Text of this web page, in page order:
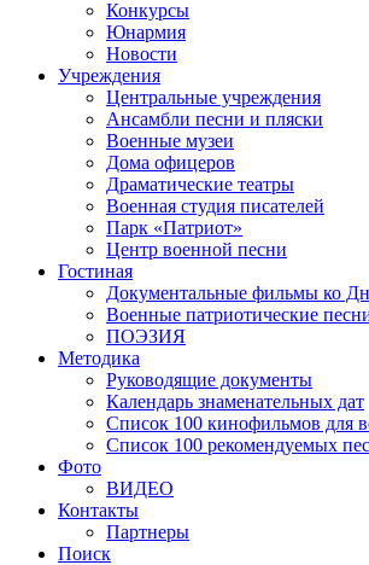
Конкурсы
Юнармия
Новости
Учреждения
Центральные учреждения
Ансамбли песни и пляски
Военные музеи
Дома офицеров
Драматические театры
Военная студия писателей
Парк «Патриот»
Центр военной песни
Гостиная
Документальные фильмы ко
Военные патриотические
ПОЭЗИЯ
Методика
Руководящие документы
Календарь знаменательных дат
Список 100 кинофильмов для
Список 100 рекомендуемых
Фото
ВИДЕО
Контакты
Партнеры
Поиск